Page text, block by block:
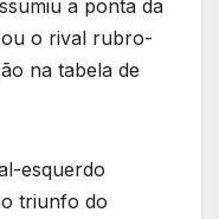
a ponta da
o rival rubro-
na tabela de
esquerdo
triunfo do